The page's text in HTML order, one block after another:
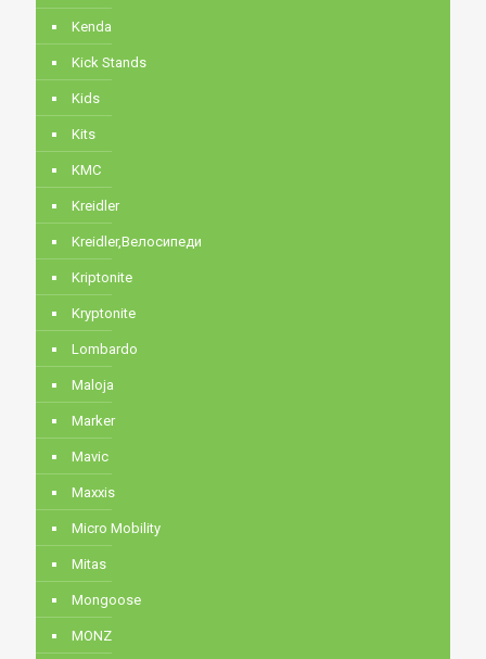
Kenda
Kick Stands
Kids
Kits
KMC
Kreidler
Kreidler,Велосипеди
Kriptonite
Kryptonite
Lombardo
Maloja
Marker
Mavic
Maxxis
Micro Mobility
Mitas
Mongoose
MONZ